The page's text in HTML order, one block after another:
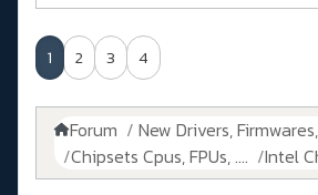
1 2 3 4
Forum
New Drivers,
Chipsets Cpus, FPUs, ....
Intel